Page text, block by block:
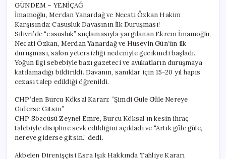
GÜNDEM – YENİÇAĞ
İmamoğlu, Merdan Yanardağ ve Necati Özkan Hakim
Karşısında: Casusluk Davasının İlk Duruşması!
Silivri’de “casusluk” suçlamasıyla yargılanan Ekrem İmamoğlu,
Necati Özkan, Merdan Yanardağ ve Hüseyin Gün’ün ilk
duruşması, salon yetersizliği nedeniyle gecikmeli başladı.
Yoğun ilgi sebebiyle bazı gazeteci ve avukatların duruşmaya
katılamadığı bildirildi. Davanın, sanıklar için 15-20 yıl hapis
cezası talep edildiği öğrenildi.
CHP’den Burcu Köksal Kararı: “Şimdi Güle Güle Nereye
Giderse Gitsin”
CHP Sözcüsü Zeynel Emre, Burcu Köksal’ın kesin ihraç
talebiyle disipline sevk edildiğini açıkladı ve “Artık güle güle,
nereye giderse gitsin.” dedi.
Akbelen Direnişçisi Esra Işık Hakkında Tahliye Kararı